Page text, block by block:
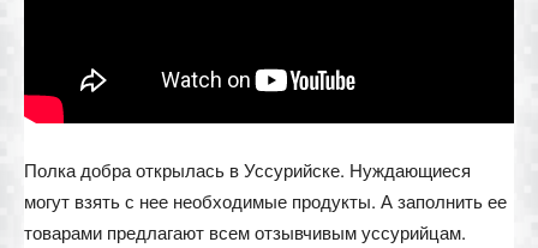
Полка добра открылась в Уссурийске. Нуждающиеся
могут взять с нее необходимые продукты. А заполнить ее
товарами предлагают всем отзывчивым уссурийцам.